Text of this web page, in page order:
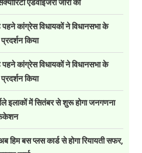
एडवाइजरी जारी की
कांग्रेस विधायकों ने विधानसभा के
किया
कांग्रेस विधायकों ने विधानसभा के
किया
इलाकों में सितंबर से शुरू होगा जनगणना
बस प्लस कार्ड से होगा रियायती सफर,